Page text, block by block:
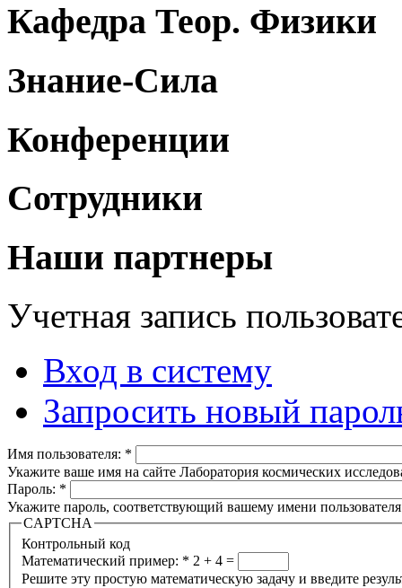
Кафедра Теор. Физики
Знание-Сила
Конференции
Сотрудники
Наши партнеры
Учетная запись
Вход в систему
Запросить новый
Имя пользователя: *
Укажите ваше имя на сайте Лаборатория космических
Пароль: *
Укажите пароль, соответствующий вашему имени
CAPTCHA
Контрольный код
Математический пример: * 2 + 4 =
Решите эту простую математическую задачу и введите